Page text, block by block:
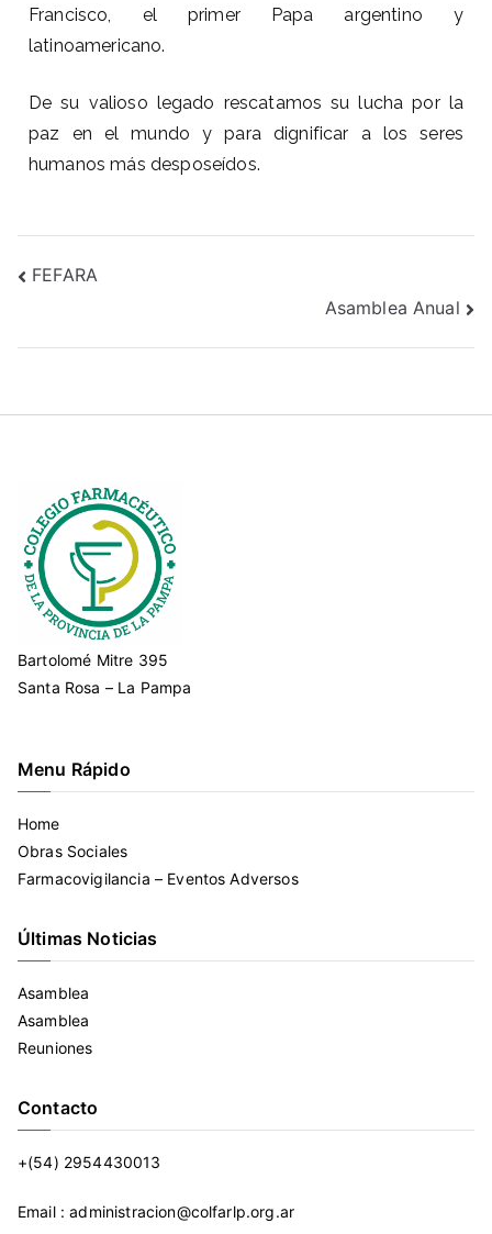
Francisco, el primer Papa argentino y
latinoamericano.
De su valioso legado rescatamos su lucha por la
paz en el mundo y para dignificar a los seres
humanos más desposeídos.
FEFARA
Asamblea Anual
Bartolomé Mitre 395
Santa Rosa – La Pampa
Menu Rápido
Home
Obras Sociales
Farmacovigilancia – Eventos Adversos
Últimas Noticias
Asamblea
Asamblea
Reuniones
Contacto
+(54) 2954430013
Email : administracion@colfarlp.org.ar